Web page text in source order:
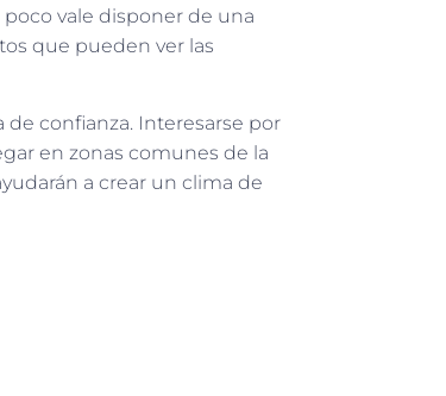
vale disponer de una
que pueden ver las
confianza. Interesarse por
en zonas comunes de la
a crear un clima de